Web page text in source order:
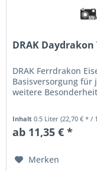
DRAK
DRAK Ferrdrakon
Basisversorgung für
weitere
Inhalt0.5 Liter(22,70 € * /
ab 11,35 € *
Merken